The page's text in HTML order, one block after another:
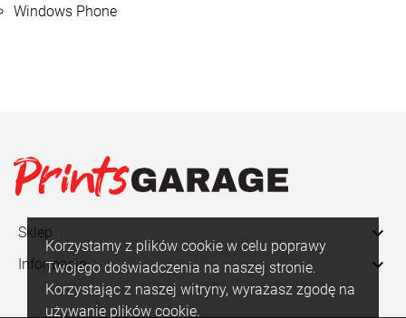
Korzystamy z plików cookie w celu poprawy
Twojego doświadczenia na naszej stronie.
Korzystając z naszej witryny, wyrażasz zgodę na
używanie plików cookie.
Windows Phone
Sklep 
Informacje 